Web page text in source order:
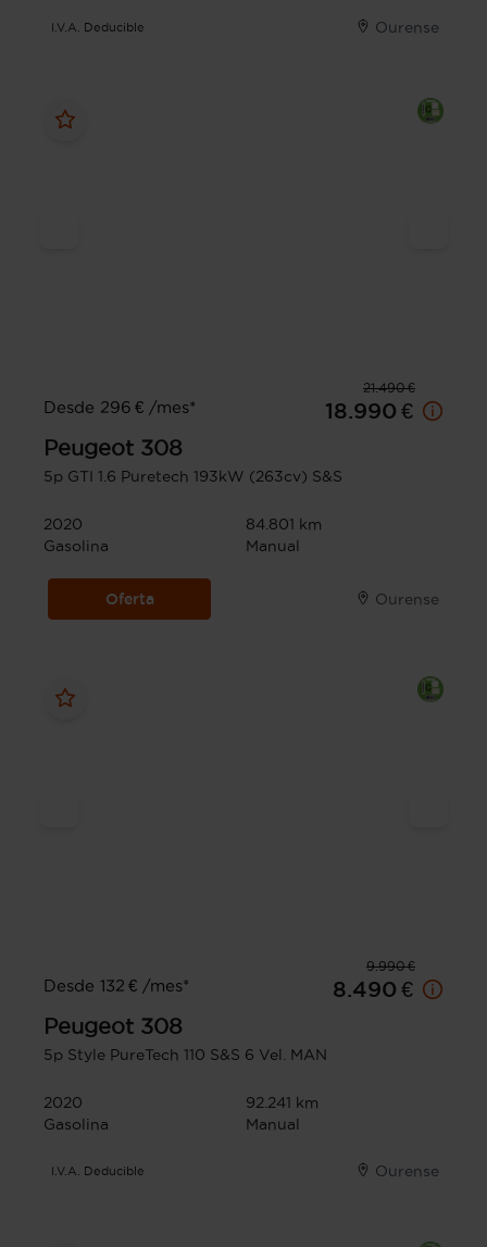
I.V.A. Deducible Ourense
21.490 €
Desde 296 € /mes*
18.990 €
Peugeot 308
5p GTI 1.6 Puretech 193kW (263cv) S&S
2020
84.801 km
Gasolina
Manual
Oferta Ourense
9.990 €
Desde 132 € /mes*
8.490 €
Peugeot 308
5p Style PureTech 110 S&S 6 Vel. MAN
2020
92.241 km
Gasolina
Manual
I.V.A. Deducible Ourense